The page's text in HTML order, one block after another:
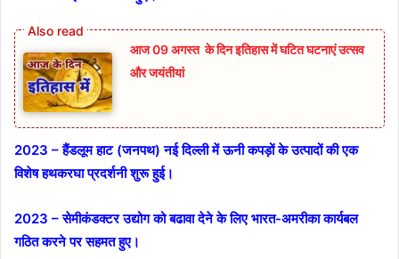
आज 09 अगस्त के दिन इतिहास में घटित घटनाएं उत्सव
और जयंतीयां
2023 – हैंडलूम हाट (जनपथ) नई दिल्ली में ऊनी कपड़ों के उत्पादों की एक
विशेष हथकरघा प्रदर्शनी शुरू हुई।
2023 – सेमीकंडक्‍टर उद्योग को बढावा देने के लिए भारत-अमरीका कार्यबल
गठित करने पर सहमत हुए।